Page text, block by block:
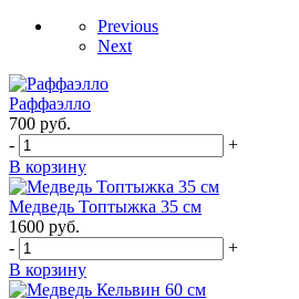
Previous
Next
Раффаэлло
700 руб.
-
+
В корзину
Медведь Топтыжка 35 см
1600 руб.
-
+
В корзину